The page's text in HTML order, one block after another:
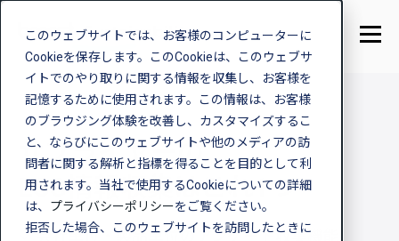
このウェブサイトでは、お客様のコンピューターに
Cookieを保存します。このCookieは、このウェブサ
イトでのやり取りに関する情報を収集し、お客様を
記憶するために使用されます。この情報は、お客様
のブラウジング体験を改善し、カスタマイズするこ
と、ならびにこのウェブサイトや他のメディアの訪
問者に関する解析と指標を得ることを目的として利
用されます。当社で使用するCookieについての詳細
は、 プライバシーポリシーをご覧ください。
拒否した場合、このウェブサイトを訪問したときに
サプライヤーの
ESG情報収集はこれ1つ
会社単位・製品単位のアンケート収集機能